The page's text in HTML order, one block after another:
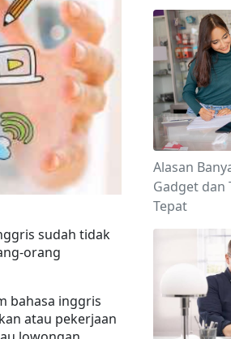
sudah tidak
orang
bahasa inggris
atau pekerjaan
Alasan
Gadget dan
Tepat